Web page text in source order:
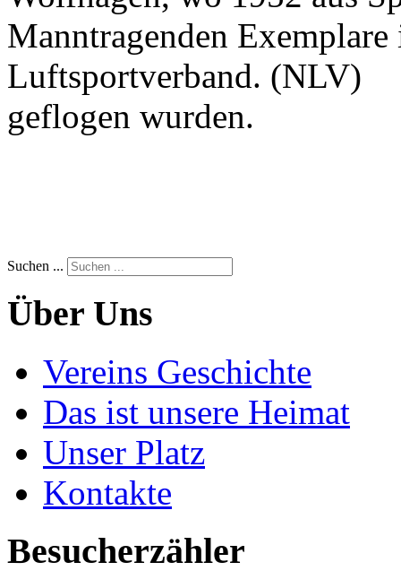
Manntragenden
Luftsportverband. (NLV)
geflogen wurden.
Suchen ...
Über Uns
Vereins Geschichte
Das ist unsere Heimat
Unser Platz
Kontakte
Besucherzähler